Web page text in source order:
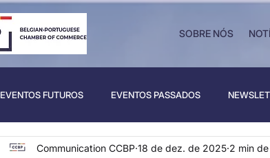
SOBRE NÓS
EVENTOS FUTUROS EVENTOS PASSADOS
Communication CCBP 18 de dez. de 2025 2 min